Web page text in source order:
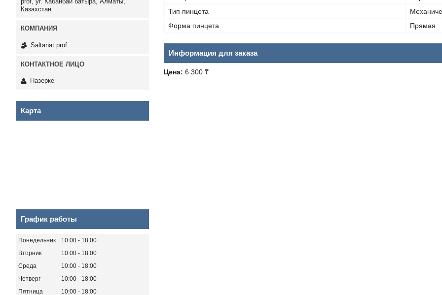
Тип пинцета
Форма пинцета
Прямая
Информация для заказа
Цена: 6 300 ₸
Казахстан
Saltanat prof
Назерке
Карта
График работы
Понедельник 10:00
18:00
Вторник
10:00
18:00
Среда
10:00
18:00
Четверг
10:00
18:00
Пятница
10:00
18:00